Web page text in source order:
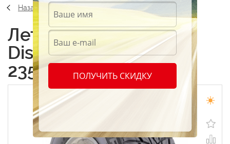
Назад
Летние шины Cooper
Discoverer Sport HP
235/60 R16 112H
ПОЛУЧИТЬ СКИДКУ